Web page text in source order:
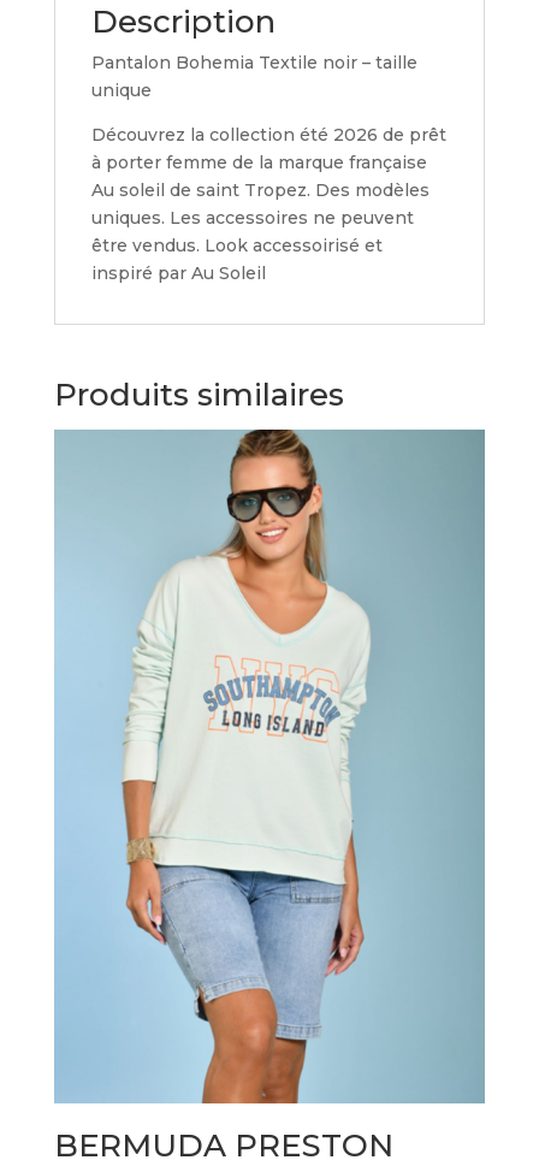
Description
Pantalon Bohemia Textile noir – taille
unique
Découvrez la collection été 2026 de prêt
à porter femme de la marque française
Au soleil de saint Tropez. Des modèles
uniques. Les accessoires ne peuvent
être vendus. Look accessoirisé et
inspiré par Au Soleil
Produits similaires
BERMUDA PRESTON